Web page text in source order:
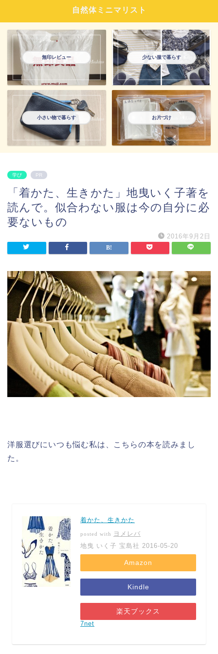
自然体ミニマリスト
無印レビュー 少ない服で暮らす
小さい物で暮らす お片づけ
学び PR
「着かた、生きかた」地曳いく子著を
読んで。似合わない服は今の自分に必
要ないもの
2016年9月2日
洋服選びにいつも悩む私は、こちらの本を読みまし
た。
着かた、生きかた
posted with
ヨメレバ
地曳 いく子 宝島社 2016-05-20
Amazon
Kindle
楽天ブックス
7net